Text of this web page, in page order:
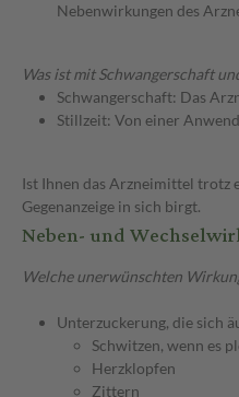
Nebenwirkungen des
Was ist mit Schwangerschaft
Schwangerschaft: Das
Stillzeit: Von einer
Ist Ihnen das Arzneimittel trotz
Gegenanzeige in sich birgt.
Neben- und
Welche unerwünschten
Unterzuckerung, die sich
Schwitzen, wenn es
Herzklopfen
Zittern